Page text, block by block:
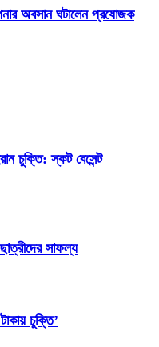
অবসান ঘটালেন প্রযোজক
চুক্তি: স্কট বেসেন্ট
সাফল্য
চুক্তি’